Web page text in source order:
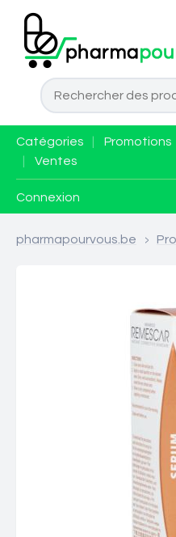
Catégories Promotions
Ventes
Connexion
pharmapourvous.be >